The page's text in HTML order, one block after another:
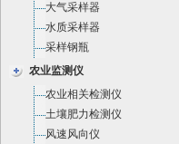
大气采样器
水质采样器
采样钢瓶
农业监测仪
农业相关检测仪
土壤肥力检测仪
风速风向仪